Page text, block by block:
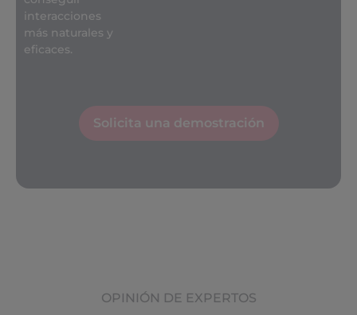
interacciones
más naturales y
eficaces.
Solicita una demostración
OPINIÓN DE EXPERTOS